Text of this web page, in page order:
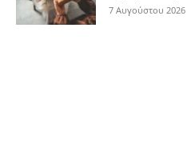
7 Αυγούστου 2026